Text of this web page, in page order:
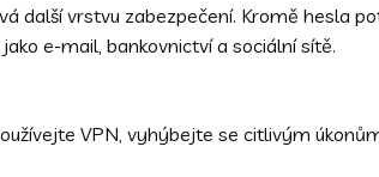
další vrstvu zabezpečení. Kromě hesla
e-mail, bankovnictví a sociální sítě.
VPN, vyhýbejte se citlivým